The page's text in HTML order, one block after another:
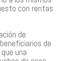
con rentas
de
de
una